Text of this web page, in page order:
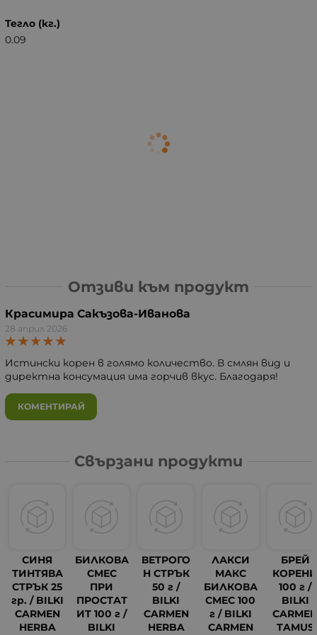
Тегло (кг.)
0.09
Отзиви към продукт
Красимира Сакъзова-Иванова
28 април 2026
Истински корен в голямо количество. В смлян вид и
директна консумация има горчив вкус. Благодаря!
КОМЕНТИРАЙ
Свързани продукти
СИНЯ
ТИНТЯВА
СТРЪК 25
гр. / BILKI
CARMEN
HERBA
БИЛКОВА
СМЕС
ПРИ
ПРОСТАТ
ИТ 100 г /
BILKI
ВЕТРОГО
Н СТРЪК
50 г /
BILKI
CARMEN
HERBA
ЛАКСИ
МАКС
БИЛКОВА
СМЕС 100
г / BILKI
CARMEN
БРЕЙ
100 г /
BILKI
TAMUS